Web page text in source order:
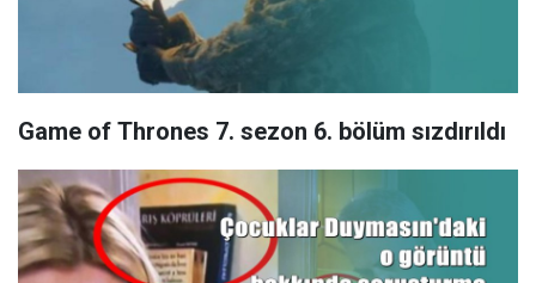
Game of Thrones 7. sezon 6. bölüm sızdırıldı